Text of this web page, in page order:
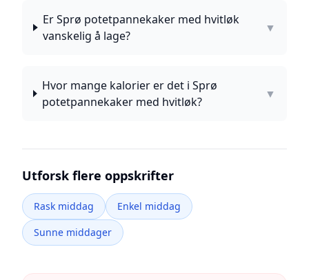
Er Sprø potetpannekaker med hvitløk
vanskelig å lage?
▼
Hvor mange kalorier er det i Sprø
potetpannekaker med hvitløk?
▼
Utforsk flere oppskrifter
Rask middag
Enkel middag
Sunne middager